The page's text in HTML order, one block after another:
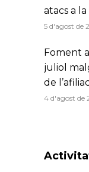
atacs a
5 d'agost de
Foment
juliol
de
4 d'agost de